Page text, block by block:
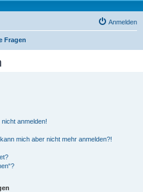
Anmelden
Fragen
anmelden!
mich aber nicht mehr anmelden?!